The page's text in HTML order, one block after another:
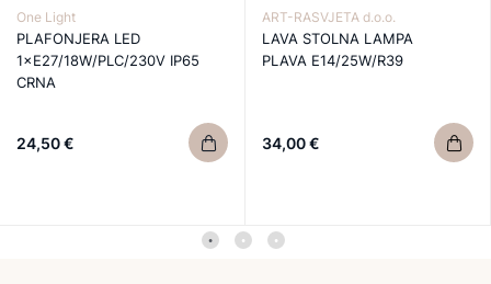
One Light
PLAFONJERA LED
1×E27/18W/PLC/230V IP65
CRNA
24,50 €
ART-RASVJETA d.o.o.
LAVA STOLNA LAMPA
PLAVA E14/25W/R39
34,00 €